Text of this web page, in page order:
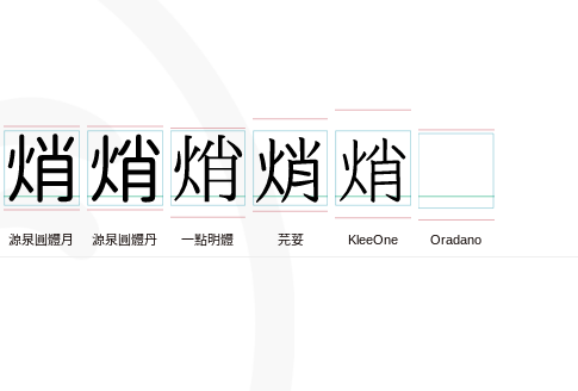
源泉圓體月 源泉圓體丹 一點明體 芫荽 KleeOne Oradano